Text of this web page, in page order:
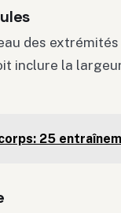
des
inclure la
25